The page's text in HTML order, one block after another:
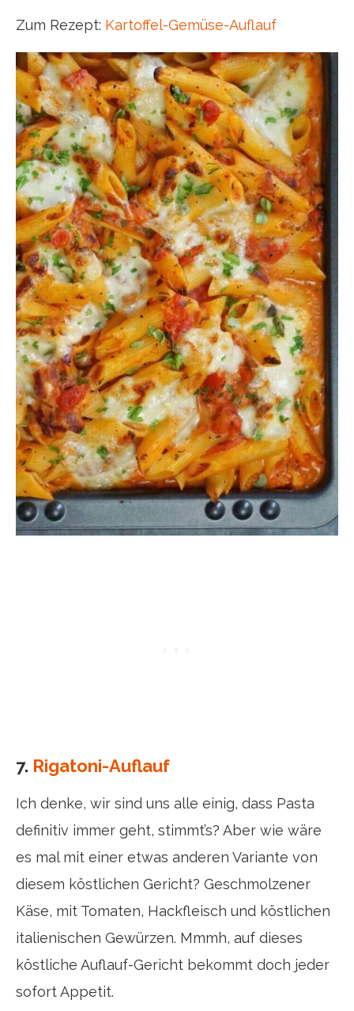
Zum Rezept: Kartoffel-Gemüse-Auflauf
7. Rigatoni-Auflauf
Ich denke, wir sind uns alle einig, dass Pasta
definitiv immer geht, stimmt’s? Aber wie wäre
es mal mit einer etwas anderen Variante von
diesem köstlichen Gericht? Geschmolzener
Käse, mit Tomaten, Hackfleisch und köstlichen
italienischen Gewürzen. Mmmh, auf dieses
köstliche Auflauf-Gericht bekommt doch jeder
sofort Appetit.